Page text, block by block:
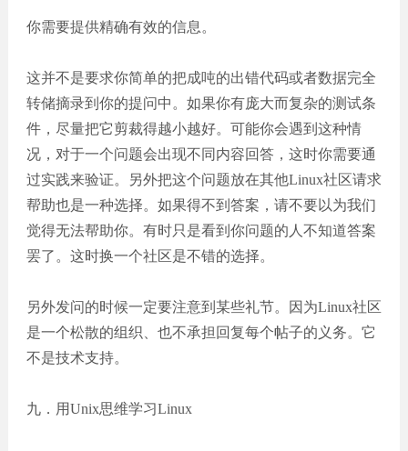
你需要提供精确有效的信息。
这并不是要求你简单的把成吨的出错代码或者数据完全
转储摘录到你的提问中。如果你有庞大而复杂的测试条
件，尽量把它剪裁得越小越好。可能你会遇到这种情
况，对于一个问题会出现不同内容回答，这时你需要通
过实践来验证。另外把这个问题放在其他Linux社区请求
帮助也是一种选择。如果得不到答案，请不要以为我们
觉得无法帮助你。有时只是看到你问题的人不知道答案
罢了。这时换一个社区是不错的选择。
另外发问的时候一定要注意到某些礼节。因为Linux社区
是一个松散的组织、也不承担回复每个帖子的义务。它
不是技术支持。
九．用Unix思维学习Linux